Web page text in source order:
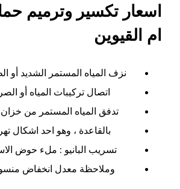
اسعار تكسير وترميم
ام القيوين
نزف المياه المستمر الشديد أو
اتصال تركيبات المياه أو
تدفق المياه المستمر من خزان
بالقاعدة ، وهو احد اشكال
تسريب البانيو : ملء حوض
وملاحظة معدل انخفاض